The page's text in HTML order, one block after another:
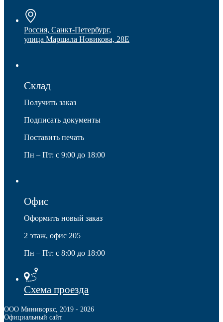
Россия, Санкт-Петербург,
улица Маршала Новикова, 28Е
Склад
Получить заказ
Подписать документы
Поставить печать
Пн – Пт: с 9:00 до 18:00
Офис
Оформить новый заказ
2 этаж, офис 205
Пн – Пт: с 8:00 до 18:00
Схема проезда
ООО Миниворкс, 2019 - 2026
Официальный сайт